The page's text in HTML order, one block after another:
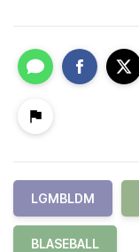
LGMBLDM
BLASEBALL